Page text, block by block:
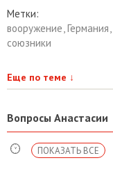
Метки:
вооружение,Германия,
союзники
Еще по теме ↓
Вопросы Анастасии
ПОКАЗАТЬ ВСЕ